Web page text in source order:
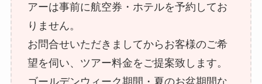
アーは事前に航空券・ホテルを予約してお
りません。
お問合せいただきましてからお客様のご希
望を伺い、ツアー料金をご提案致します。
ゴールデンウィーク期間・夏のお盆期間な